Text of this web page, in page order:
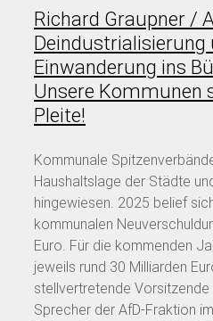
Richard Graupner /
Deindustrialisierung
Einwanderung ins
Unsere Kommunen
Pleite!
Kommunale
Haushaltslage der Städte
hingewiesen. 2025 belief
kommunalen
Euro. Für die kommenden
jeweils rund 30 Milliarden
stellvertretende
Sprecher der AfD-Fraktion